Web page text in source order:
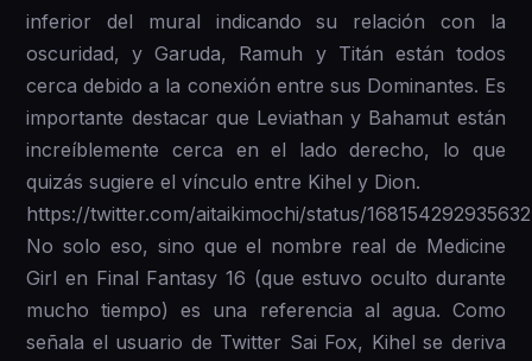
inferior del mural indicando su relación con la
oscuridad, y Garuda, Ramuh y Titán están todos
cerca debido a la conexión entre sus Dominantes. Es
importante destacar que Leviathan y Bahamut están
increíblemente cerca en el lado derecho, lo que
quizás sugiere el vínculo entre Kihel y Dion.
https://twitter.com/aitaikimochi/status/
No solo eso, sino que el nombre real de Medicine
Girl en Final Fantasy 16 (que estuvo oculto durante
mucho tiempo) es una referencia al agua. Como
señala el usuario de Twitter Sai Fox, Kihel se deriva